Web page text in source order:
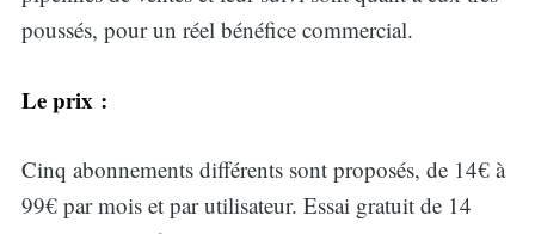
poussés, pour un réel bénéfice commercial.
Le prix :
Cinq abonnements différents sont proposés, de 14€ à
99€ par mois et par utilisateur. Essai gratuit de 14